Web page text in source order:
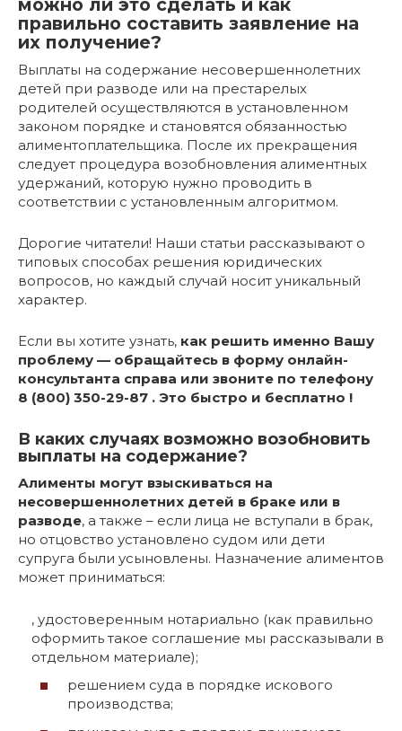
правильно составить заявление на
их получение?
Выплаты на содержание несовершеннолетних
детей при разводе или на престарелых
родителей осуществляются в установленном
законом порядке и становятся обязанностью
алиментоплательщика. После их прекращения
следует процедура возобновления алиментных
удержаний, которую нужно проводить в
соответствии с установленным алгоритмом.
Дорогие читатели! Наши статьи рассказывают о
типовых способах решения юридических
вопросов, но каждый случай носит уникальный
характер.
Если вы хотите узнать, как решить именно Вашу
проблему — обращайтесь в форму онлайн-
консультанта справа или звоните по телефону
8 (800) 350-29-87 . Это быстро и бесплатно !
В каких случаях возможно возобновить
выплаты на содержание?
Алименты могут взыскиваться на
несовершеннолетних детей в браке или в
разводе, а также – если лица не вступали в брак,
но отцовство установлено судом или дети
супруга были усыновлены. Назначение алиментов
может приниматься:
, удостоверенным нотариально (как правильно
оформить такое соглашение мы рассказывали в
отдельном материале);
решением суда в порядке искового
производства;